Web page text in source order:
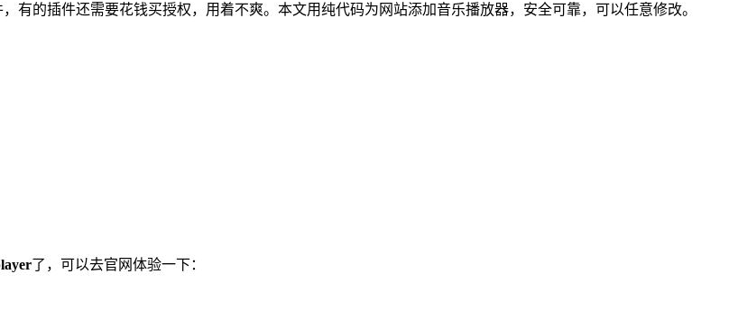
有的插件还需要花钱买授权，用着不爽。本文用纯代码为网站添加音乐播放器，安全可靠，可以任意修改。
了，可以去官网体验一下：